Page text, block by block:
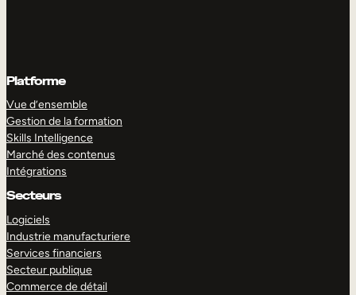
Platforme
Vue d’ensemble
Gestion de la formation
Skills Intelligence
Marché des contenus
Intégrations
Secteurs
Logiciels
Industrie manufacturiere
Services financiers
Secteur publique
Commerce de détail